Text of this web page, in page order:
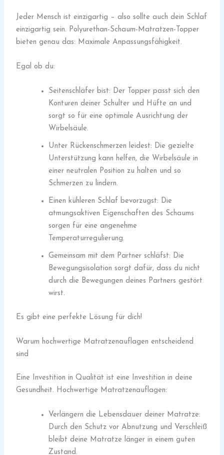
Jeder Mensch ist einzigartig – also sollte auch dein Schlaf
einzigartig sein. Polyurethan-Schaum-Matratzen-Topper
bieten genau das: Maximale Anpassungsfähigkeit.
Egal ob du:
Seitenschläfer bist: Der Topper passt sich den
Konturen deiner Schulter und Hüfte an und
sorgt so für eine optimale Ausrichtung der
Wirbelsäule.
Unter Rückenschmerzen leidest: Die gezielte
Unterstützung kann helfen, die Wirbelsäule in
einer neutralen Position zu halten und so
Schmerzen zu lindern.
Einen kühleren Schlaf bevorzugst: Die
atmungsaktiven Eigenschaften des Schaums
sorgen für eine angenehme
Temperaturregulierung.
Gemeinsam mit dem Partner schläfst: Die
Bewegungsisolation sorgt dafür, dass du nicht
durch die Bewegungen deines Partners gestört
wirst.
Es gibt eine perfekte Lösung für dich!
Warum hochwertige Matratzenauflagen entscheidend
sind
Eine Investition in Qualität ist eine Investition in deine
Gesundheit. Hochwertige Matratzenauflagen:
Verlängern die Lebensdauer deiner Matratze:
Durch den Schutz vor Abnutzung und Verschleiß
bleibt deine Matratze länger in einem guten
Zustand.